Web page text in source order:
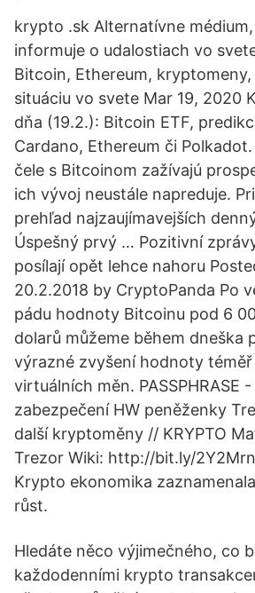
krypto .sk Alternatívne
informuje o udalostiach vo
Bitcoin, Ethereum,
situáciu vo svete Mar 19, 2020
dňa (19.2.): Bitcoin ETF,
Cardano, Ethereum či
čele s Bitcoinom zažívajú
ich vývoj neustále napreduje.
prehľad najzaujímavejších
Úspešný prvý … Pozitivní
posílají opět lehce nahoru
20.2.2018 by CryptoPanda Po
pádu hodnoty Bitcoinu pod 6
dolarů můžeme během dneška
výrazné zvyšení hodnoty téměř
virtuálních měn. PASSPHRASE
zabezpečení HW peněženky
další kryptoměny // KRYPTO
Trezor Wiki: http://bit.ly/
Krypto ekonomika
růst.
Hledáte něco výjimečného, co
každodenními krypto